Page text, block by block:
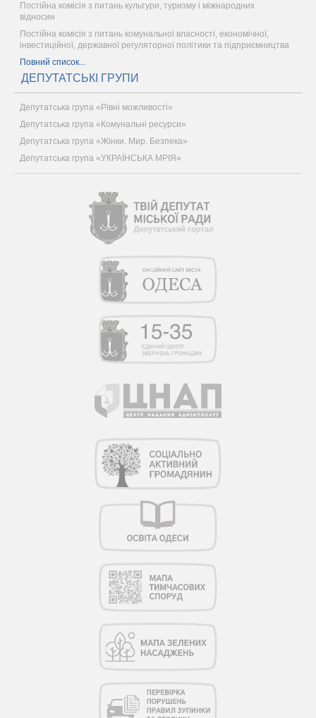
Постійна комісія з питань культури, туризму і міжнародних
відносин
Постійна комісія з питань комунальної власності, економічної,
інвестиційної, державної регуляторної політики та підприємництва
Повний список...
ДЕПУТАТСЬКІ ГРУПИ
Депутатська група «Рівні можливості»
Депутатська група «Комунальні ресурси»
Депутатська група «Жінки. Мир. Безпека»
Депутатська група «УКРАЇНСЬКА МРІЯ»